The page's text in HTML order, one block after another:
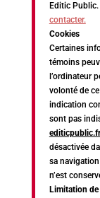
Editic
contacter.
Cookies
Certaines
témoins
l’ordinateur
volonté de
indication
sont pas
editicpublic.fr
désactivée
sa
n’est
Limitation